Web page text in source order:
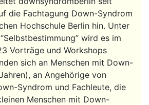
die Fachtagung Down-Syndrom
Hochschule Berlin hin. Unter
wird es im
Vorträge und Workshops
sich an Menschen mit Down-
an Angehörige von
Syndrom und Fachleute, die
Menschen mit Down-